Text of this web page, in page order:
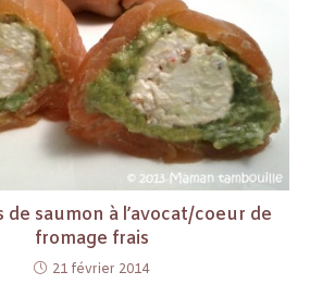
de saumon à l’avocat/coeur de
fromage frais
21 février 2014